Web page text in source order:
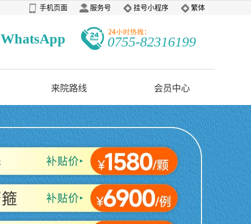
手机页面 服务号 挂号小程序 繁体
0755-82316199
WhatsApp
来院路线 会员中心